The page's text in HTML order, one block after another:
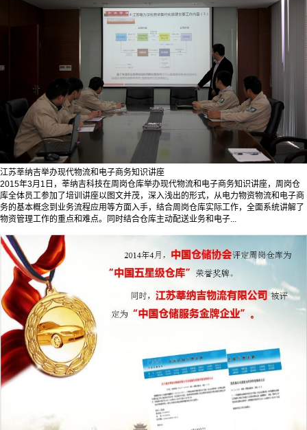
江苏莘纳吉举办现代物流和电子商务知识讲座
2015年3月1日，莘纳吉科技在周岗仓库举办现代物流和电子商务知识讲座，周岗仓
库全体员工参加了培训讲座以图文并茂，深入浅出的形式，从电力物资物流和电子商
务的基本概念到业务流程应用等方面入手，结合周岗仓库实际工作，全面系统讲解了
物资管理工作的重点和难点。同时结合仓库主动配送业务和电子...